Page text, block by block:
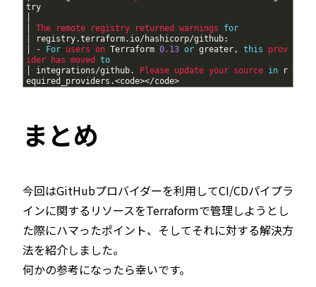
try
The remote registry returned warnings for
registry.terraform. io/hashicorp/github:
- For users on Terraform 0.13 or greater, this
prov
ider
has moved to
integrations/github. Please update your source in
r
equired_providers .<code></code>
まとめ
今回はGitHubプロバイダーを利用してCI/CDパイプラ
インに関するリソースをTerraformで管理しようとし
た際にハマったポイント、そしてそれに対する解決方
法を紹介しました。
何かの参考になったら幸いです。